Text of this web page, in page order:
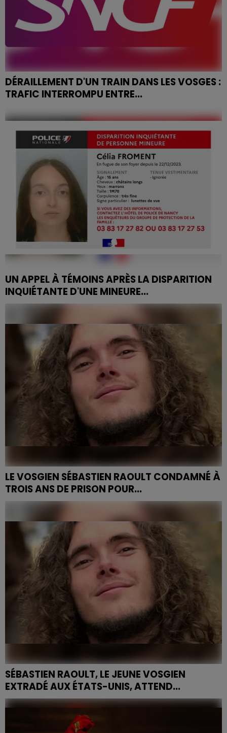
DÉRAILLEMENT D'UN TRAIN DANS LES VOSGES :
TRAFIC INTERROMPU ENTRE...
Vosges est interrompu ce vendredi matin après le
déraillement d'une rame au niveau de Jarménil. Il n'y
UN APPEL À TÉMOINS APRÈS LA DISPARITION
INQUIÉTANTE D'UNE MINEURE...
LE VOSGIEN SÉBASTIEN RAOULT CONDAMNÉ À
TROIS ANS DE PRISON POUR...
SÉBASTIEN RAOULT, LE JEUNE VOSGIEN
EXTRADÉ AUX ÉTATS-UNIS, ATTEND...
La saga judiciaire a atteint un tournant crucial avec
l'audience qui se tient ce mardi...